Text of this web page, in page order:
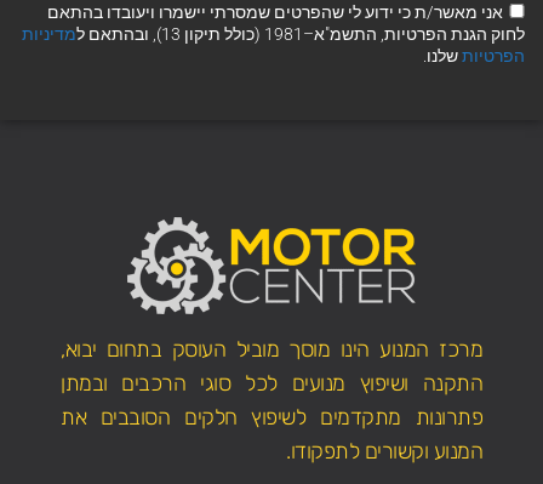
אני מאשר/ת כי ידוע לי שהפרטים שמסרתי יישמרו ויעובדו בהתאם
לחוק הגנת הפרטיות, התשמ"א–1981 (כולל תיקון 13), ובהתאם ל
מדיניות
הפרטיותשלנו.
מרכז המנוע הינו מוסך מוביל העוסק בתחום יבוא,
התקנה ושיפוץ מנועים לכל סוגי הרכבים ובמתן
פתרונות מתקדמים לשיפוץ חלקים הסובבים את
המנוע וקשורים לתפקודו.